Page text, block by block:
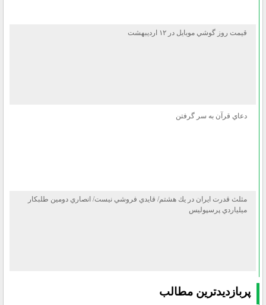
قيمت روز گوشي موبايل در ۱۲ ارديبهشت
دعاي قرآن به سر گرفتن
مثلث قدرت ايران در يك هشتم/ قايدي فروشي نيست/ انصاري دومين طلبكار
ميلياردي پرسپوليس
پربازديدترين مطالب